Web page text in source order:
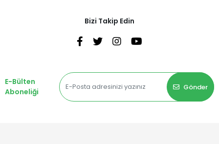
Bizi Takip Edin
E-Bülten
Aboneliği
Gönder